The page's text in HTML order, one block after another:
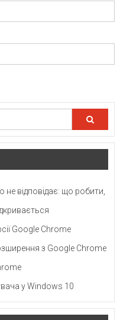
відповідає: що робити,
Google Chrome
з Google Chrome
у Windows 10